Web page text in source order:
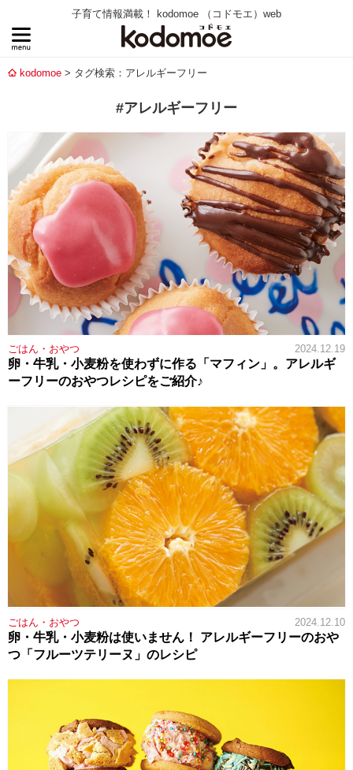
子育て情報満載！ kodomoe （コドモエ）web
kodomoe タグ検索：アレルギーフリー
#アレルギーフリー
ごはん・おやつ 2024.12.19
卵・牛乳・小麦粉を使わずに作る「マフィン」。アレルギ
ーフリーのおやつレシピをご紹介♪
ごはん・おやつ 2024.12.10
卵・牛乳・小麦粉は使いません！ アレルギーフリーのおや
つ「フルーツテリーヌ」のレシピ